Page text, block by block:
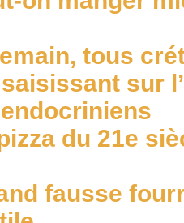
tous
sur
du 21e
fausse